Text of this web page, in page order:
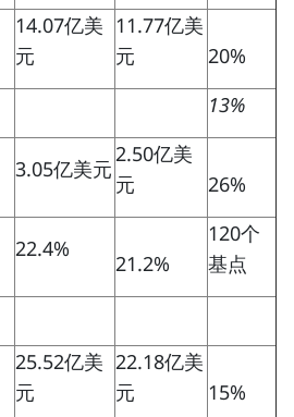
14.07亿美
元
11.77亿美
元
20%
13%
3.05亿美元
2.50亿美
元
26%
22.4%
21.2%
120个
基点
25.52亿美
元
22.18亿美
元
15%